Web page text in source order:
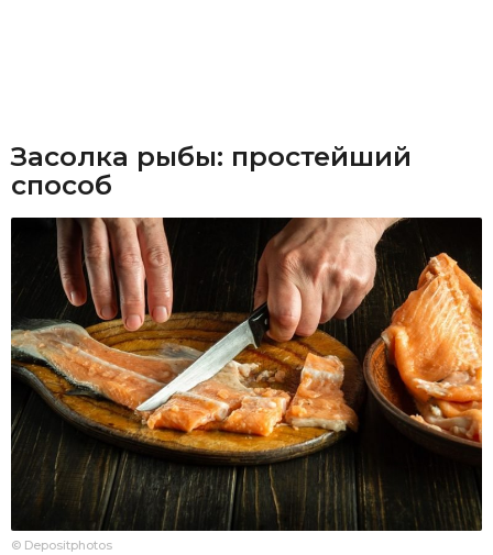
Засолка рыбы: простейший
способ
© Depositphotos